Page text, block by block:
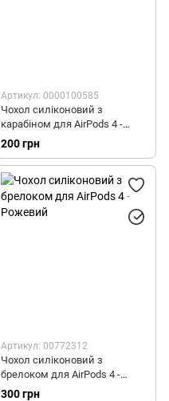
Артикул: 0000100585
Чохол силіконовий з
карабіном для AirPods 4 -
Рожевий
200 грн
Артикул: 00772312
Чохол силіконовий з
брелоком для AirPods 4 -
Рожевий
300 грн